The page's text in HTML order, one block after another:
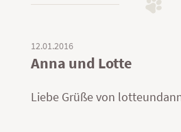
12.01.2016
Anna und Lotte
Liebe Grüße von